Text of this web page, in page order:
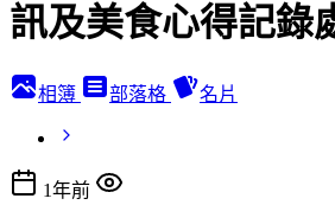
訊及美食心得記錄
相簿 部落格 名片
1年前